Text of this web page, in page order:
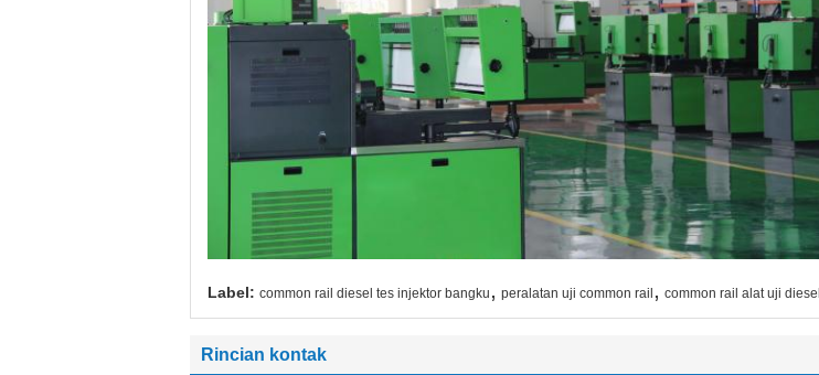
Label: common rail diesel tes injektor bangku , peralatan uji common rail , common rail alat uji diesel
Rincian kontak